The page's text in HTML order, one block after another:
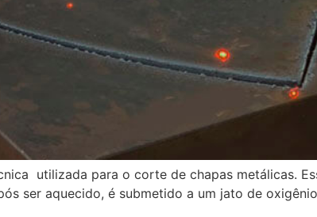
utilizada para o corte de chapas metálicas.
ser aquecido, é submetido a um jato de